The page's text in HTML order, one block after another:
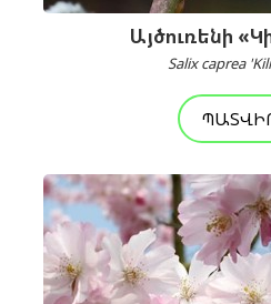
Այծուռենի
Salix caprea